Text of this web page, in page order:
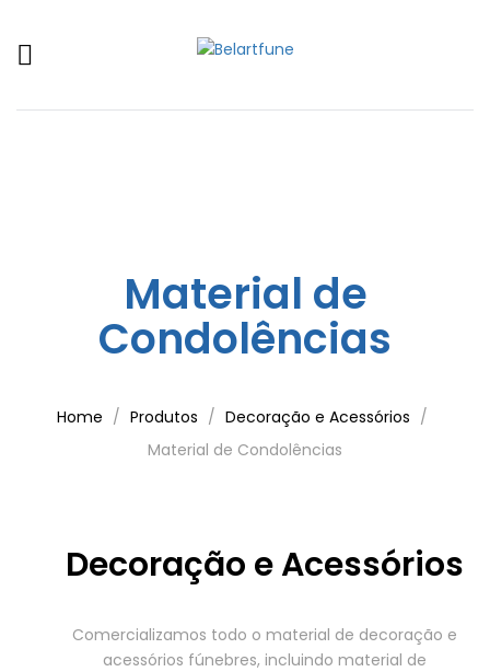
Material de
Condolências
Home Produtos
Decoração e Acessórios
Material de Condolências
Decoração e Acessórios
Comercializamos todo o material de decoração e
acessórios fúnebres, incluindo material de